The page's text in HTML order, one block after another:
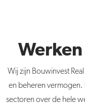
Wij zijn Bouwinvest
en beheren vermogen.
sectoren over de hele